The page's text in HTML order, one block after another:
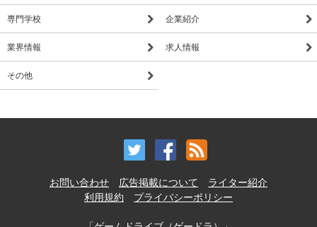
専門学校 企業紹介
業界情報 求人情報
その他
お問い合わせ 広告掲載について
ライター紹介
利用規約
プライバシーポリシー